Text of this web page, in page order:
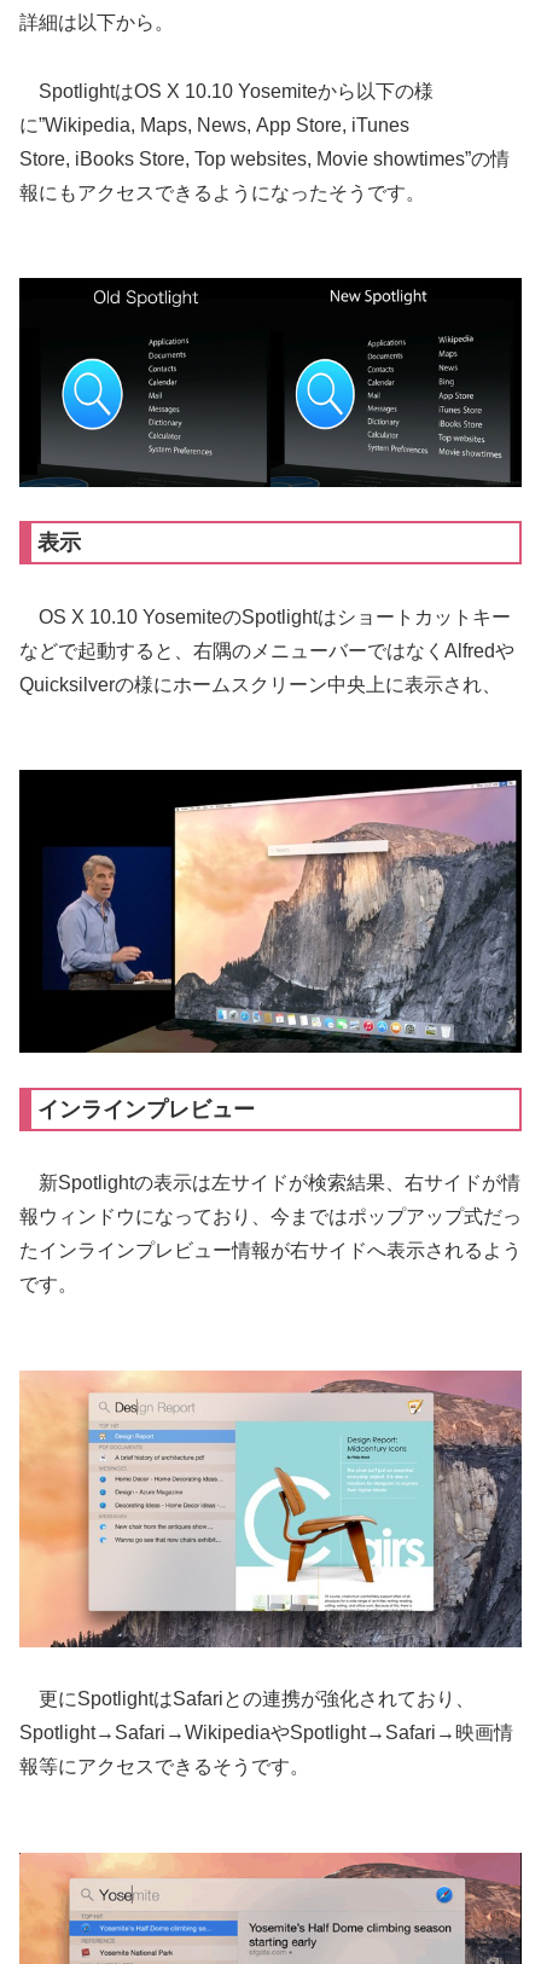
詳細は以下から。
SpotlightはOS X 10.10 Yosemiteから以下の様
に”Wikipedia, Maps, News, App Store, iTunes
Store, iBooks Store, Top websites, Movie showtimes”の情
報にもアクセスできるようになったそうです。
表示
OS X 10.10 YosemiteのSpotlightはショートカットキー
などで起動すると、右隅のメニューバーではなくAlfredや
Quicksilverの様にホームスクリーン中央上に表示され、
インラインプレビュー
新Spotlightの表示は左サイドが検索結果、右サイドが情
報ウィンドウになっており、今まではポップアップ式だっ
たインラインプレビュー情報が右サイドへ表示されるよう
です。
更にSpotlightはSafariとの連携が強化されており、
Spotlight→Safari→WikipediaやSpotlight→Safari→映画情
報等にアクセスできるそうです。